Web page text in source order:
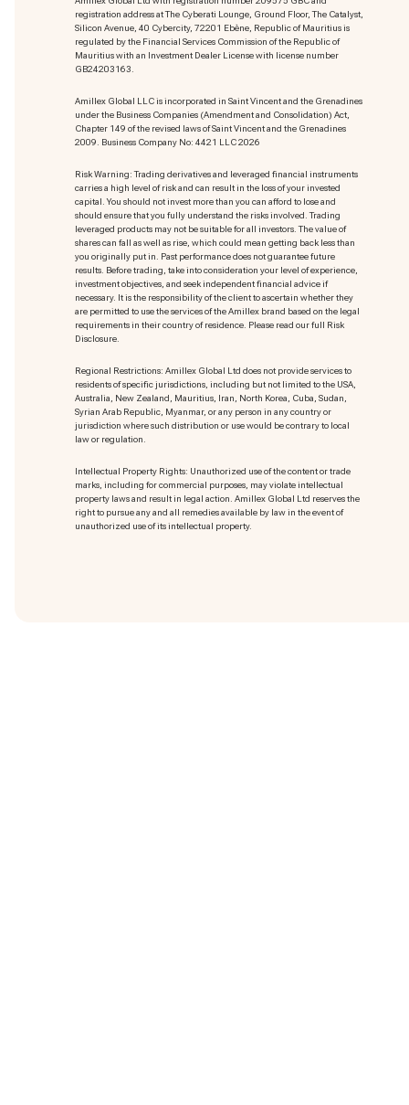
registration address at The Cyberati Lounge, Ground Floor, The Catalyst,
Silicon Avenue, 40 Cybercity, 72201 Ebène, Republic of Mauritius is
regulated by the Financial Services Commission of the Republic of
Mauritius with an Investment Dealer License with license number
GB24203163.
Amillex Global LLC is incorporated in Saint Vincent and the Grenadines
under the Business Companies (Amendment and Consolidation) Act,
Chapter 149 of the revised laws of Saint Vincent and the Grenadines
2009. Business Company No: 4421 LLC 2026
Risk Warning: Trading derivatives and leveraged financial instruments
carries a high level of risk and can result in the loss of your invested
capital. You should not invest more than you can afford to lose and
should ensure that you fully understand the risks involved. Trading
leveraged products may not be suitable for all investors. The value of
shares can fall as well as rise, which could mean getting back less than
you originally put in. Past performance does not guarantee future
results. Before trading, take into consideration your level of experience,
investment objectives, and seek independent financial advice if
necessary. It is the responsibility of the client to ascertain whether they
are permitted to use the services of the Amillex brand based on the legal
requirements in their country of residence. Please read our full Risk
Disclosure.
Regional Restrictions: Amillex Global Ltd does not provide services to
residents of specific jurisdictions, including but not limited to the USA,
Australia, New Zealand, Mauritius, Iran, North Korea, Cuba, Sudan,
Syrian Arab Republic, Myanmar, or any person in any country or
jurisdiction where such distribution or use would be contrary to local
law or regulation.
Intellectual Property Rights: Unauthorized use of the content or trade
marks, including for commercial purposes, may violate intellectual
property laws and result in legal action. Amillex Global Ltd reserves the
right to pursue any and all remedies available by law in the event of
unauthorized use of its intellectual property.